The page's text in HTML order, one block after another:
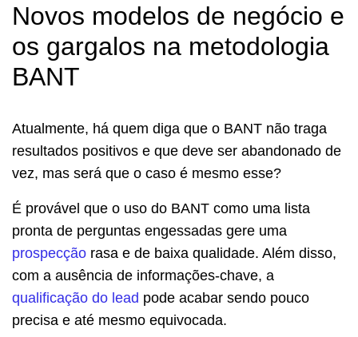
Novos modelos de negócio e
os gargalos na metodologia
BANT
Atualmente, há quem diga que o BANT não traga
resultados positivos e que deve ser abandonado de
vez, mas será que o caso é mesmo esse?
É provável que o uso do BANT como uma lista
pronta de perguntas engessadas gere uma
prospecção rasa e de baixa qualidade. Além disso,
com a ausência de informações-chave, a
qualificação do lead pode acabar sendo pouco
precisa e até mesmo equivocada.